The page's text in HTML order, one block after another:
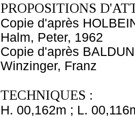
PROPOSITIONS
Copie d'après
Halm, Peter, 1962
Copie d'après
Winzinger, Franz
TECHNIQUES :
H. 00,162m ; L.